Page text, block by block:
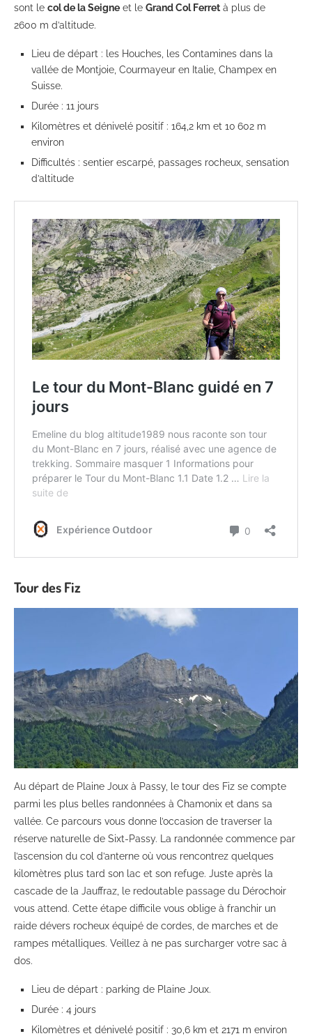
sont le col de la Seigne et le Grand Col Ferret à plus de
2600 m d’altitude.
Lieu de départ : les Houches, les Contamines dans la
vallée de Montjoie, Courmayeur en Italie, Champex en
Suisse.
Durée : 11 jours
Kilomètres et dénivelé positif : 164,2 km et 10 602 m
environ
Difficultés : sentier escarpé, passages rocheux, sensation
d’altitude
Tour des Fiz
Au départ de Plaine Joux à Passy, le tour des Fiz se compte
parmi les plus belles randonnées à Chamonix et dans sa
vallée. Ce parcours vous donne l’occasion de traverser la
réserve naturelle de Sixt-Passy. La randonnée commence par
l’ascension du col d’anterne où vous rencontrez quelques
kilomètres plus tard son lac et son refuge. Juste après la
cascade de la Jauffraz, le redoutable passage du Dérochoir
vous attend. Cette étape difficile vous oblige à franchir un
raide dévers rocheux équipé de cordes, de marches et de
rampes métalliques. Veillez à ne pas surcharger votre sac à
dos.
Lieu de départ : parking de Plaine Joux.
Durée : 4 jours
Kilomètres et dénivelé positif : 30,6 km et 2171 m environ